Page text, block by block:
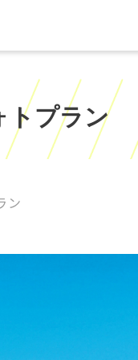
トプラン
ン